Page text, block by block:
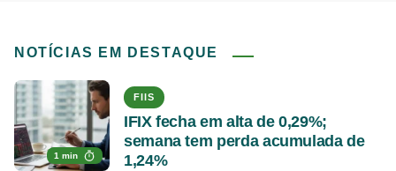
NOTÍCIAS EM DESTAQUE
1 min
FIIS
IFIX fecha em alta de 0,29%;
semana tem perda acumulada de
1,24%